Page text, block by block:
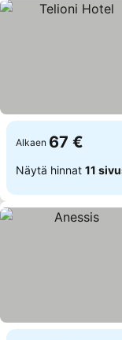
Alkaen 67 €
Näytä hinnat 11